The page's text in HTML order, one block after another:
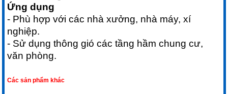
Ứng dụng
- Phù hợp với các nhà xưởng, nhà máy, xí
nghiệp.
- Sử dụng thông gió các tầng hầm chung cư,
văn phòng.
Các sản phẩm khác